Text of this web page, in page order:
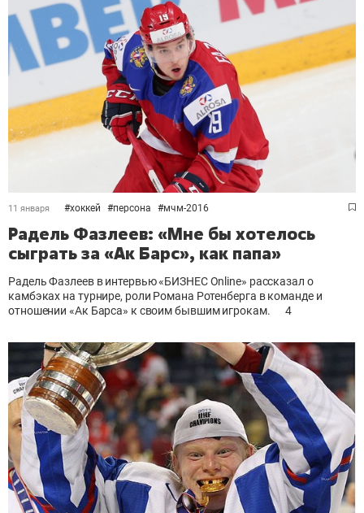
11 января #хоккей #персона #мчм-2016
Радель Фазлеев: «Мне бы хотелось
сыграть за «Ак Барс», как папа»
Радель Фазлеев в интервью «БИЗНЕС Online» рассказал о
камбэках на турнире, роли Романа Ротенберга в команде и
отношении «Ак Барса» к своим бывшим игрокам.
4